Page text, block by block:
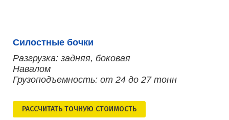
Силостные бочки
Разгрузка: задняя, боковая
Навалом
Грузоподъемность: от 24 до 27 тонн
РАСCЧИТАТЬ ТОЧНУЮ СТОИМОСТЬ